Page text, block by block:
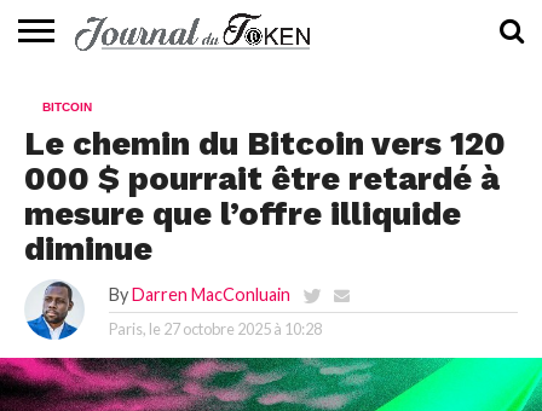
📰
EVALUATION
GUIDE
TENDANCES
À
CONTACTEZ-
BITCOIN
Le chemin du Bitcoin vers 120
000 $ pourrait être retardé à
mesure que l’offre illiquide
diminue
By Darren MacConluain
Paris, le 27 octobre 2025 à 10:28